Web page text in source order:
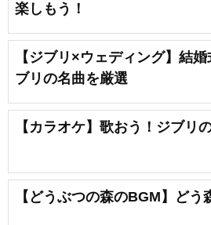
楽しもう！
【ジブリ×ウェディング】結
ブリの名曲を厳選
【カラオケ】歌おう！ジブリ
【どうぶつの森のBGM】どう